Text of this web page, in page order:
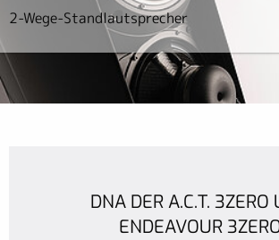
2-Wege-Standlautsprecher
DNA DER A.C.T. 3ZERO
ENDEAVOUR